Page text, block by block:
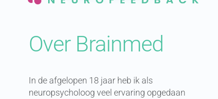
Over Brainmed
In de afgelopen 18 jaar heb ik als
neuropsycholoog veel ervaring opgedaan